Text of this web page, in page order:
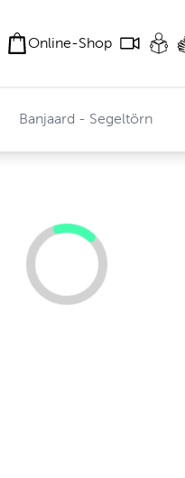
Online-Shop
Banjaard - Segeltörn